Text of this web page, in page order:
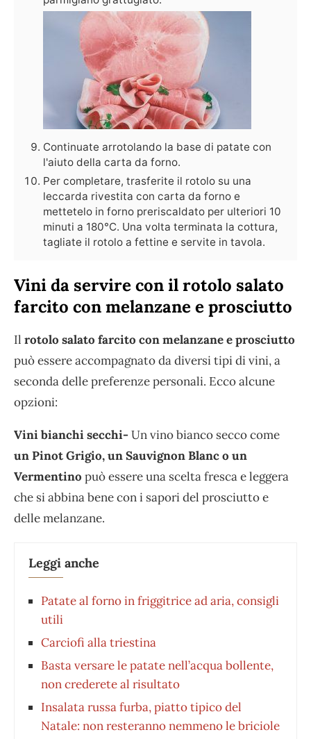
Continuate arrotolando la base di patate con
l'aiuto della carta da forno.
Per completare, trasferite il rotolo su una
leccarda rivestita con carta da forno e
mettetelo in forno preriscaldato per ulteriori 10
minuti a 180°C. Una volta terminata la cottura,
tagliate il rotolo a fettine e servite in tavola.
Vini da servire con il rotolo salato
farcito con melanzane e prosciutto
Il rotolo salato farcito con melanzane e prosciutto
può essere accompagnato da diversi tipi di vini, a
seconda delle preferenze personali. Ecco alcune
opzioni:
Vini bianchi secchi-Un vino bianco secco come
un Pinot Grigio, un Sauvignon Blanc o un
Vermentino può essere una scelta fresca e leggera
che si abbina bene con i sapori del prosciutto e
delle melanzane.
Leggi anche
Patate al forno in friggitrice ad aria, consigli
utili
Carciofi alla triestina
Basta versare le patate nell’acqua bollente,
non crederete al risultato
Insalata russa furba, piatto tipico del
Natale: non resteranno nemmeno le briciole